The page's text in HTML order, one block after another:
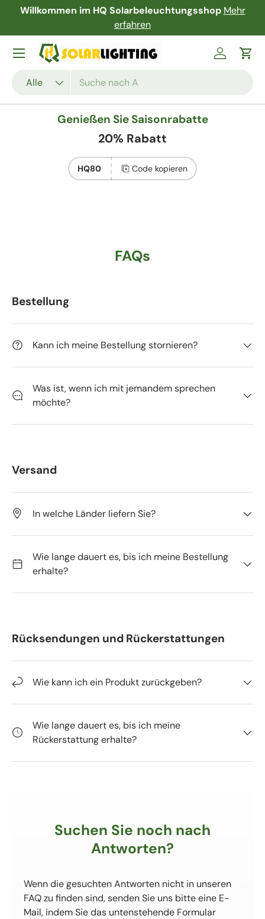
Willkommen im HQ Solarbeleuchtungsshop Mehr
erfahren
Alle
Einloggen
Menü
Genießen Sie Saisonrabatte
20% Rabatt
HQ80 Code kopieren
FAQs
Bestellung
Kann ich meine Bestellung stornieren?
Was ist, wenn ich mit jemandem sprechen
möchte?
Versand
In welche Länder liefern Sie?
Wie lange dauert es, bis ich meine Bestellung
erhalte?
Rücksendungen und Rückerstattungen
Wie kann ich ein Produkt zurückgeben?
Wie lange dauert es, bis ich meine
Rückerstattung erhalte?
Suchen Sie noch nach
Antworten?
Wenn die gesuchten Antworten nicht in unseren
FAQ zu finden sind, senden Sie uns bitte eine E-
Mail, indem Sie das untenstehende Formular